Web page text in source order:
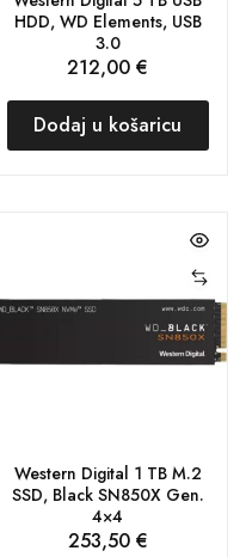
HDD, WD Elements, USB
3.0
212,00€
Dodaj u košaricu
Western Digital 1 TB M.2
SSD, Black SN850X Gen.
4×4
253,50 €